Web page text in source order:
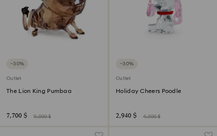
−30%
Outlet
The Lion King Pumbaa
7,700 $ 11,000 $
−30%
Outlet
Holiday Cheers Poodle
2,940 $ 4,200 $